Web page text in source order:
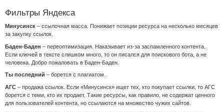
Фильтры Яндекса
Минусинск – ссылочная масса. Понижает позиции ресурса на несколько месяцев
за закупку ссылок.
Баден-Баден – переоптимизация. Наказывает из-за заспамленного контента.
Если ключей в тексте слишком много, то он писался для поискового бота, а не
человека. Добро пожаловать в Баден-Баден.
Ты последний – борется с плагиатом.
АГС – продажа ссылок. Если «Минусинск» ищет тех, кто покупает ссылки, то АГС
борется с теми, кто их продает. Такие ресурсы, как правило, не содержат ценного
для пользователей контента, но ссылаются на множество чужих сайтов.